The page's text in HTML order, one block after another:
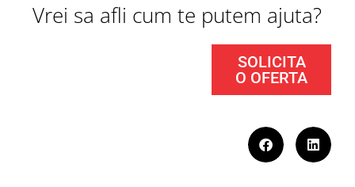
Vrei sa afli cum te putem ajuta?
SOLICITA
O OFERTA